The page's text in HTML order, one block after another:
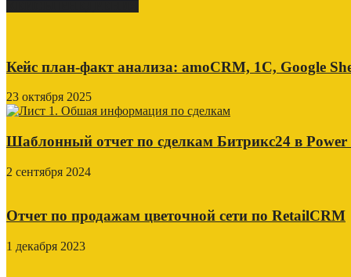
Кейс план-факт анализа: amoCRM, 1C, Google
23 октября 2025
Шаблонный отчет по сделкам Битрикс24 в
2 сентября 2024
Отчет по продажам цветочной сети по RetailCRM
1 декабря 2023